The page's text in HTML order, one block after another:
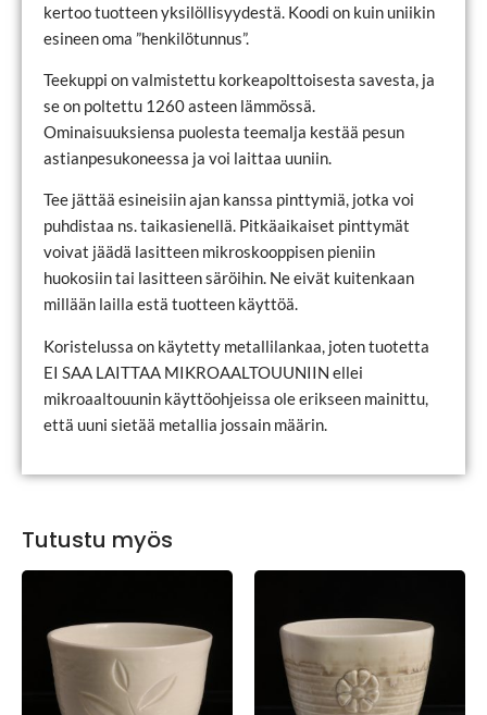
Tutustu myös
kertoo tuotteen yksilöllisyydestä. Koodi on kuin uniikin
esineen oma ”henkilötunnus”.
Teekuppi on valmistettu korkeapolttoisesta savesta, ja
se on poltettu 1260 asteen lämmössä.
Ominaisuuksiensa puolesta teemalja kestää pesun
astianpesukoneessa ja voi laittaa uuniin.
Tee jättää esineisiin ajan kanssa pinttymiä, jotka voi
puhdistaa ns. taikasienellä. Pitkäaikaiset pinttymät
voivat jäädä lasitteen mikroskooppisen pieniin
huokosiin tai lasitteen säröihin. Ne eivät kuitenkaan
millään lailla estä tuotteen käyttöä.
Koristelussa on käytetty metallilankaa, joten tuotetta
EI SAA LAITTAA MIKROAALTOUUNIIN ellei
mikroaaltouunin käyttöohjeissa ole erikseen mainittu,
että uuni sietää metallia jossain määrin.